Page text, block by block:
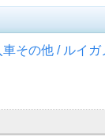
車その他 / ルイガ